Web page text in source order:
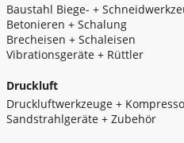
Baustahl Biege- +
Betonieren + Schalung
Brecheisen + Schaleisen
Vibrationsgeräte + Rüttler
Druckluft
Druckluftwerkzeuge +
Sandstrahlgeräte + Zubehör